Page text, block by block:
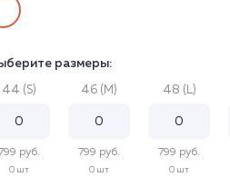
размеры:
44 (S)
руб.
0 шт
46 (M)
799 руб.
0 шт
48 (L)
799 руб.
0 шт